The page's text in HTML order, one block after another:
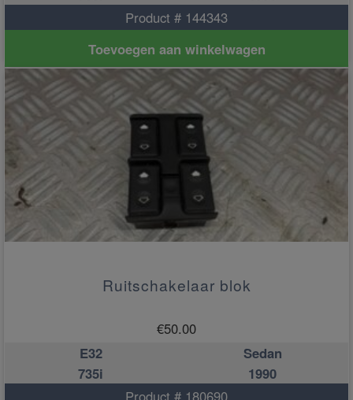
Product # 144343
Toevoegen aan winkelwagen
Ruitschakelaar blok
€50.00
E32
Sedan
735i
1990
Product # 180690